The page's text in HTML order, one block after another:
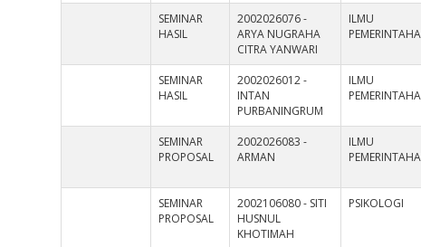
SEMINAR
HASIL
2002026076 -
ARYA NUGRAHA
CITRA YANWARI
ILMU
SEMINAR
HASIL
2002026012 -
INTAN
PURBANINGRUM
ILMU
SEMINAR
PROPOSAL
2002026083 -
ARMAN
ILMU
SEMINAR
PROPOSAL
2002106080 - SITI
HUSNUL
KHOTIMAH
PSIKOLOGI